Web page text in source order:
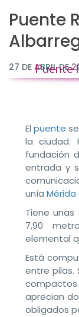
Puente
27 DE ABRIL DE
Puente
El puente
la ciudad.
fundación
entrada y
unía Mérida
Tiene
7,90
elemental
Está
entre pilas.
aprecian
obligados